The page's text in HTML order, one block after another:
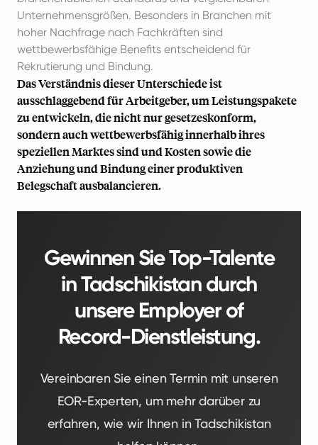
Unternehmensgrößen. Besonders in Branchen mit
hoher Nachfrage nach Fachkräften sind
wettbewerbsfähige Benefits entscheidend für
Rekrutierung und Bindung.
Das Verständnis dieser Unterschiede ist
ausschlaggebend für Arbeitgeber, um Leistungspakete
zu entwickeln, die nicht nur gesetzeskonform,
sondern auch wettbewerbsfähig innerhalb ihres
speziellen Marktes sind und Kosten sowie die
Anziehung und Bindung einer produktiven
Belegschaft ausbalancieren.
Gewinnen Sie Top-Talente
in Tadschikistan durch
unsere Employer of
Record-Dienstleistung.
Vereinbaren Sie einen Termin mit unseren
EOR-Experten, um mehr darüber zu
erfahren, wie wir Ihnen in Tadschikistan